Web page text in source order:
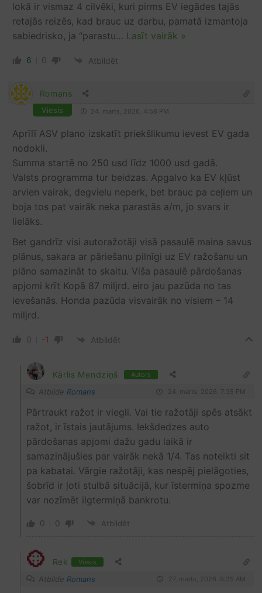
lokā ir vismaz 4 cilvēki, kuri pirms EV iegādes tajās
retajās reizēs, kad brauc uz darbu, pamatā izmantoja
sabiedrisko, ja “parastu… Lasīt vairāk »
6 0 Atbildēt
Romans
Viesis 24. marts, 2026. 4:58 PM
Aprīlī ASV plano izskatīt priekšlikumu ievest EV gada
nodokli.
Summa startē no 250 usd līdz 1000 usd gadā.
Valsts programma tur beidzas. Apgalvo ka EV kļūst
arvien vairak, degvielu neperk, bet brauc pa ceļiem un
boja tos pat vairāk neka parastās a/m, jo svars ir
lielāks.
Bet gandrīz visi autoražotāji visā pasaulē maina savus
plānus, sakara ar pāriešanu pilnīgi uz EV ražošanu un
plāno samazināt to skaitu. Viša pasaulē pārdošanas
apjomi krīt Kopā 87 miljrd. eiro jau pazūda no tas
ievešanās. Honda pazūda visvairāk no visiem – 14
miljrd.
0 -1 Atbildēt
Kārlis Mendziņš Autors
Atbilde Romans 24. marts, 2026. 7:35 PM
Pārtraukt ražot ir viegli. Vai tie ražotāji spēs atsākt
ražot, ir īstais jautājums. Iekšdedzes auto
pārdošanas apjomi dažu gadu laikā ir
samazinājušies par vairāk nekā 1/4. Tas noteikti sit
pa kabatai. Vārgie ražotāji, kas nespēj pielāgoties,
šobrīd ir ļoti stulbā situācijā, kur īstermiņa spozme
var nozīmēt ilgtermiņā bankrotu.
0 0 Atbildēt
Rek Viesis
Atbilde Romans 27. marts, 2026. 9:25 AM